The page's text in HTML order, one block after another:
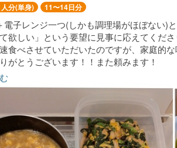
分(単身) 11〜14日分
電子レンジ一つ(しかも調理場がほぼない)
欲しい」という要望に見事に応えてくだ
食べさせていただいたのですが、家庭的
がとうございます！！また頼みます！
召し上がれます〜
きゅうり漬け
きゅうりのゆかりサラダ
ロッコリーのタルタルサラダ
ラペ
げのさっぱり焼き浸し(温めてもok！)